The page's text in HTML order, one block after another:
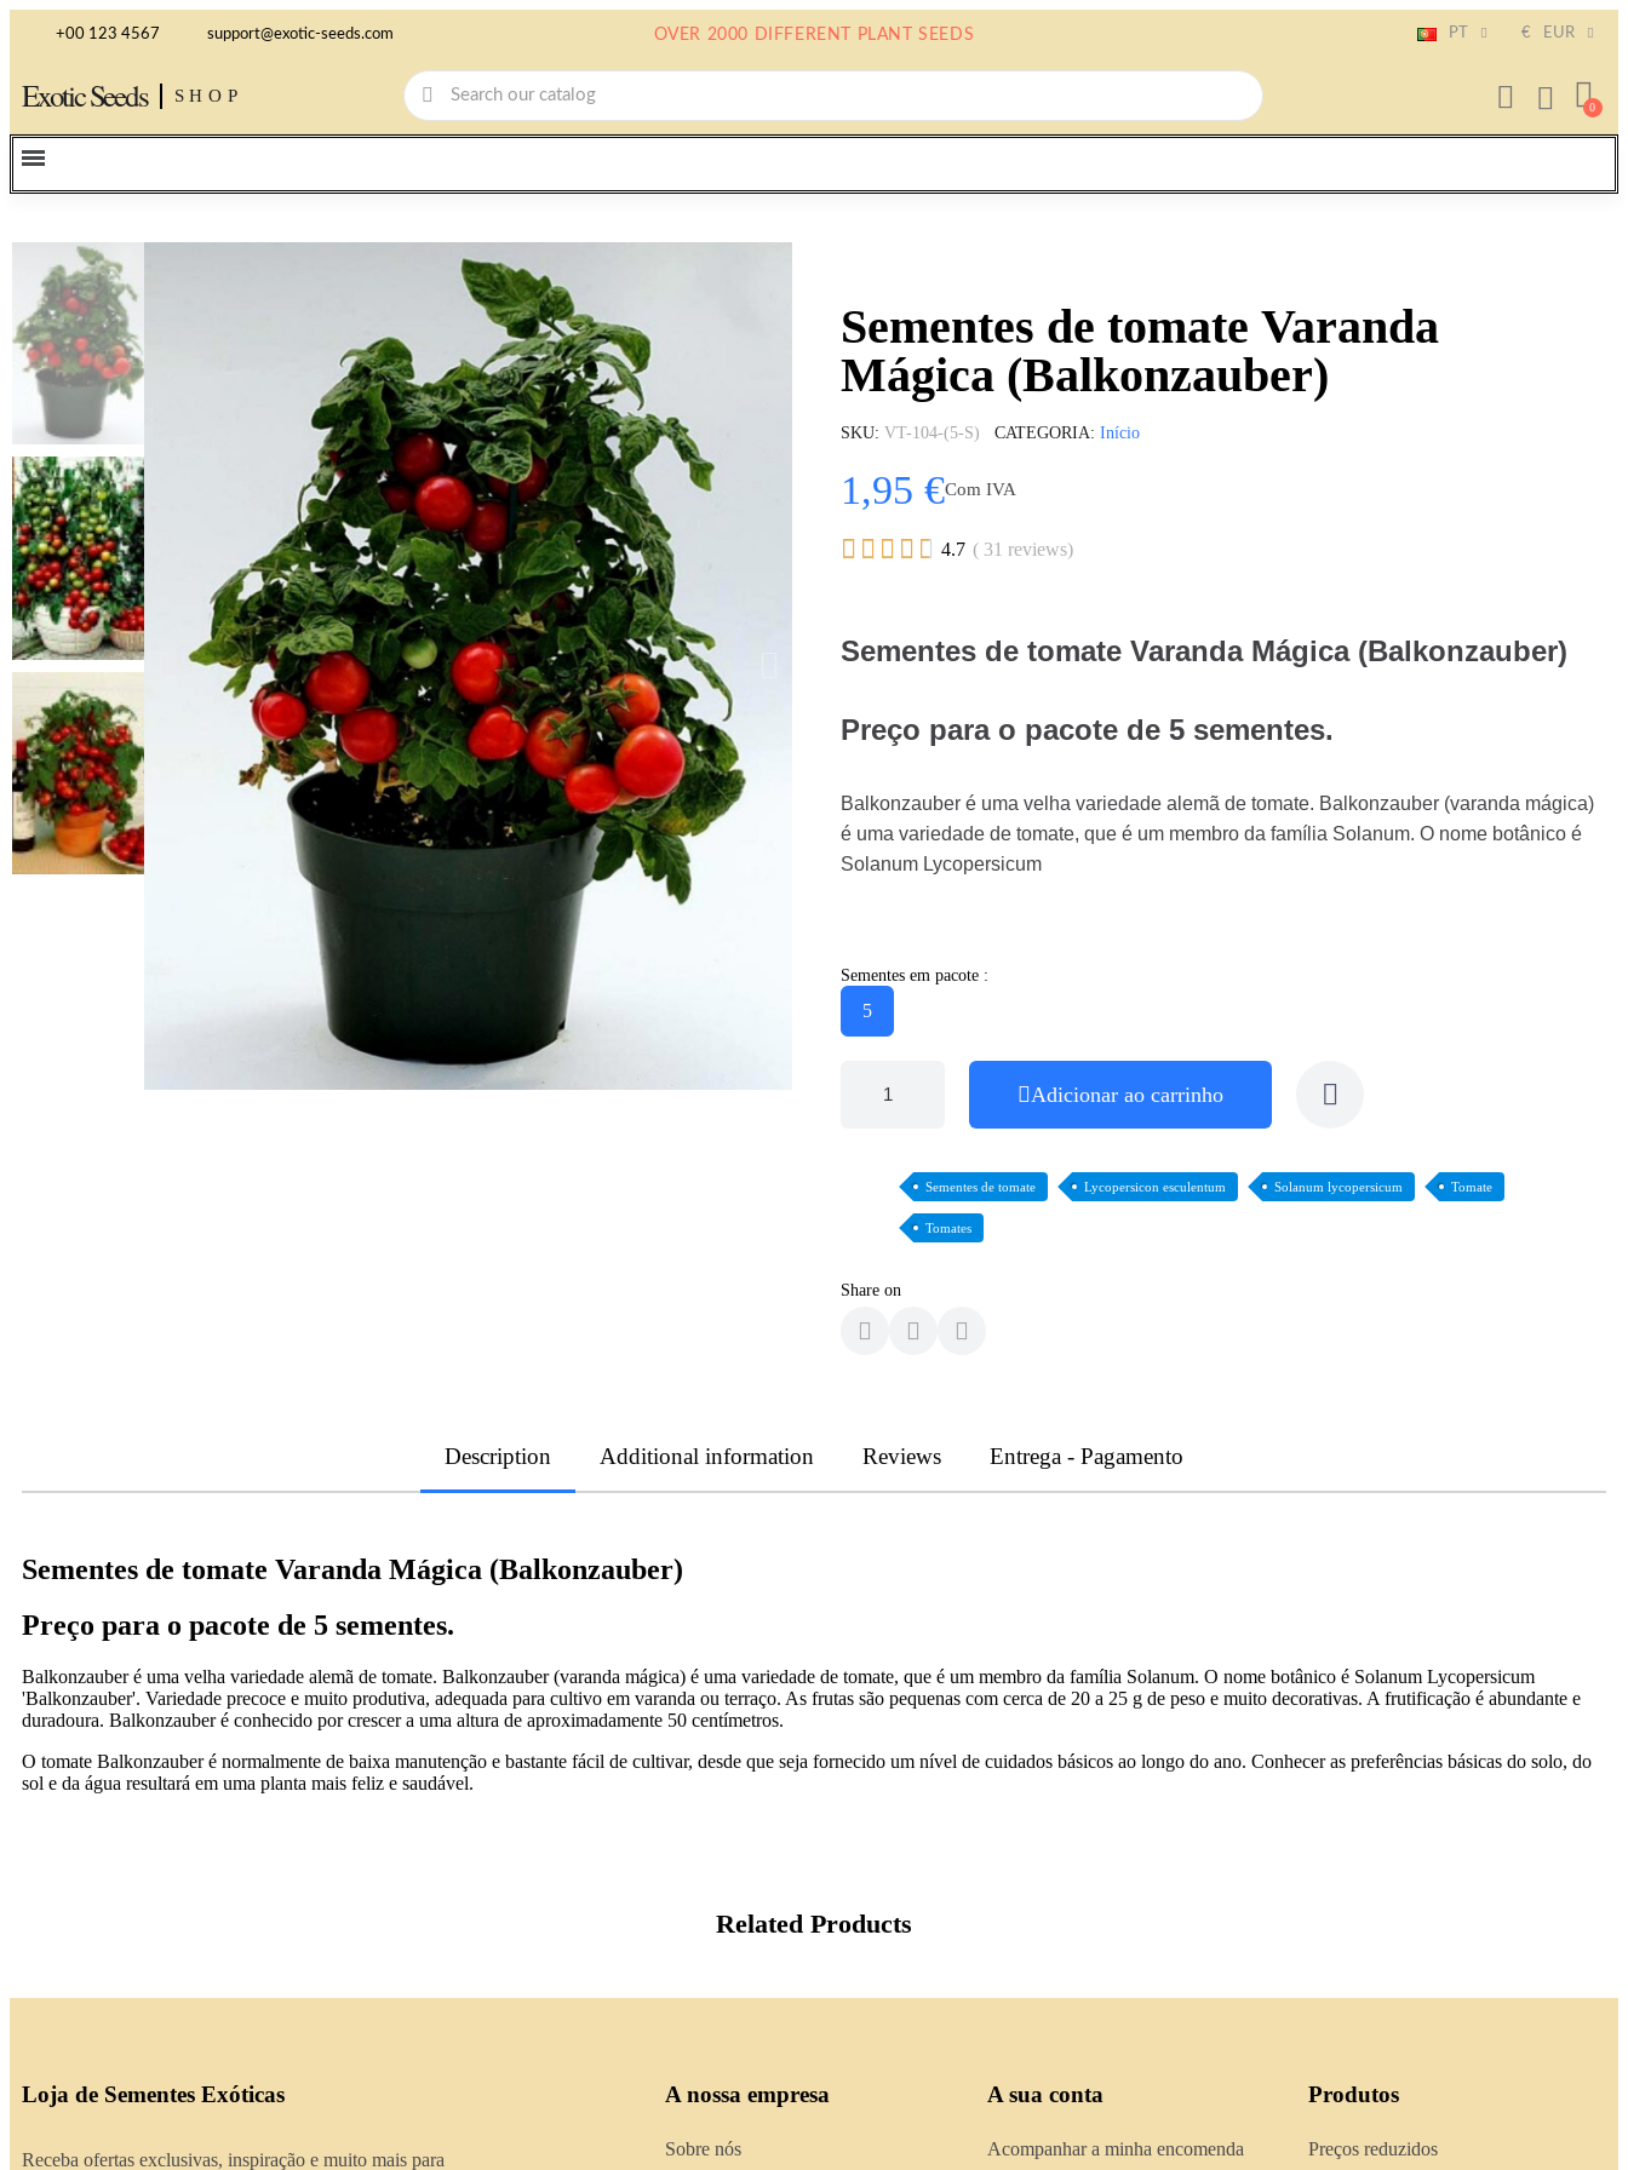
+00 123 4567 support@exotic-seeds.com OVER 2000 DIFFERENT PLANT SEEDS PT € EUR
Exotic Seeds SHOP
Sementes de tomate Varanda
Mágica (Balkonzauber)
SKU VT-104-(5-S) CATEGORIA Início
1,95 €Com IVA
     4.7 ( 31 reviews)
Sementes de tomate Varanda Mágica (Balkonzauber)
Preço para o pacote de 5 sementes.
Balkonzauber é uma velha variedade alemã de tomate. Balkonzauber (varanda mágica)
é uma variedade de tomate, que é um membro da família Solanum. O nome botânico é
Solanum Lycopersicum
Sementes em pacote :
5
Adicionar ao carrinho
Sementes de tomate Lycopersicon esculentum Solanum lycopersicum Tomate
Tomates
Share on
Description Additional information Reviews Entrega - Pagamento
Sementes de tomate Varanda Mágica (Balkonzauber)
Preço para o pacote de 5 sementes.
Balkonzauber é uma velha variedade alemã de tomate. Balkonzauber (varanda mágica) é uma variedade de tomate, que é um membro da família Solanum. O nome botânico é Solanum Lycopersicum
'Balkonzauber'. Variedade precoce e muito produtiva, adequada para cultivo em varanda ou terraço. As frutas são pequenas com cerca de 20 a 25 g de peso e muito decorativas. A frutificação é abundante e
duradoura. Balkonzauber é conhecido por crescer a uma altura de aproximadamente 50 centímetros.
O tomate Balkonzauber é normalmente de baixa manutenção e bastante fácil de cultivar, desde que seja fornecido um nível de cuidados básicos ao longo do ano. Conhecer as preferências básicas do solo, do
sol e da água resultará em uma planta mais feliz e saudável.
Related Products
Loja de Sementes Exóticas
Receba ofertas exclusivas, inspiração e muito mais para
A nossa empresa
Sobre nós
A sua conta
Acompanhar a minha encomenda
Produtos
Preços reduzidos